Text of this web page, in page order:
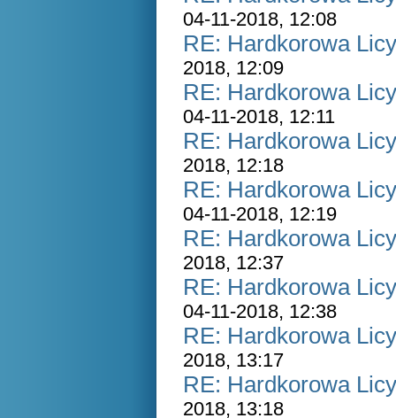
04-11-2018, 12:08
RE: Hardkorowa
2018, 12:09
RE: Hardkorowa
04-11-2018, 12:11
RE: Hardkorowa
2018, 12:18
RE: Hardkorowa
04-11-2018, 12:19
RE: Hardkorowa
2018, 12:37
RE: Hardkorowa
04-11-2018, 12:38
RE: Hardkorowa
2018, 13:17
RE: Hardkorowa
2018, 13:18